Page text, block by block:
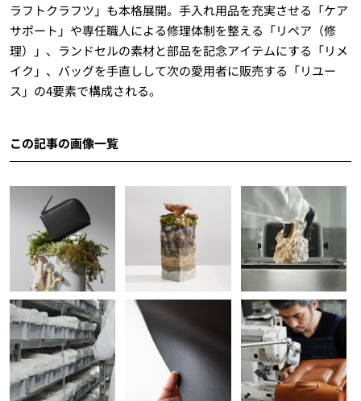
ラフトクラフツ」も本格展開。手入れ用品を充実させる「ケア
サポート」や専任職人による修理体制を整える「リペア（修
理）」、ランドセルの素材と部品を記念アイテムにする「リメ
イク」、バッグを手直しして次の愛用者に販売する「リユー
ス」の4要素で構成される。
この記事の画像一覧